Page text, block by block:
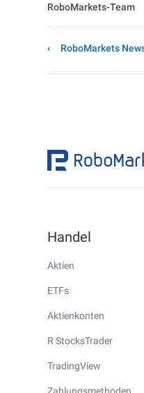
RoboMarkets-Team
RoboMarkets
Handel
Aktien
ETFs
Aktienkonten
R StocksTrader
TradingView